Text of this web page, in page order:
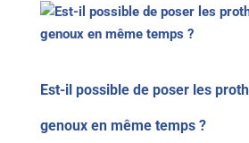
Est-il possible de poser les
genoux en même temps ?